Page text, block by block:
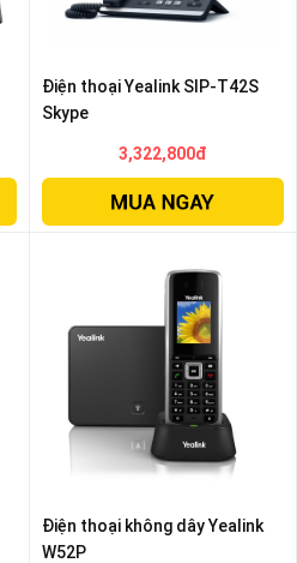
Điện thoại Yealink SIP-T42S
Skype
3,322,800đ
Điện thoại không dây Yealink
W52P